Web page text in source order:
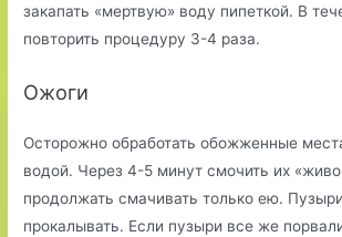
закапать «мертвую» воду пипеткой. В
повторить процедуру 3-4 раза.
Ожоги
Осторожно обработать обожженные
водой. Через 4-5 минут смочить их
продолжать смачивать только ею.
прокалывать. Если пузыри все же